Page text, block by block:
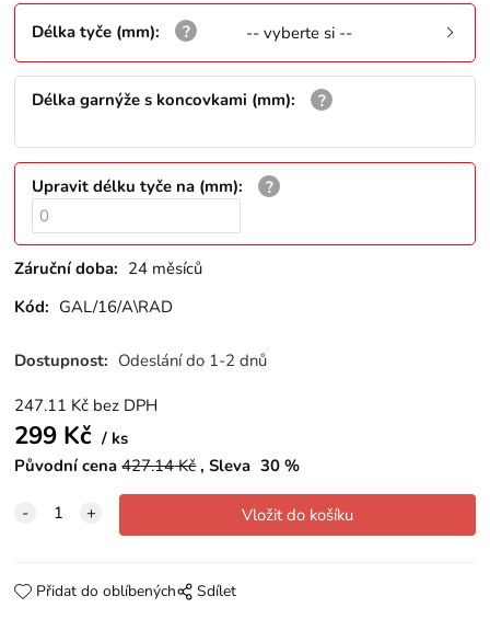
Délka tyče (mm): -- vyberte si --
Délka garnýže s koncovkami (mm):
Upravit délku tyče na (mm):
Záruční doba: 24 měsíců
Kód: GAL/16/A\RAD
Dostupnost: Odeslání do 1-2 dnů
247.11 Kč bez DPH
299 Kč
ks
Původní cena 427.14Kč Sleva 30 %
Přidat do oblíbených Sdílet